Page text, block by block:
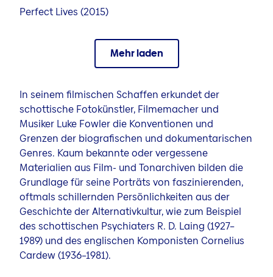
Perfect Lives (2015)
Mehr laden
In seinem filmischen Schaffen erkundet der
schottische Fotokünstler, Filmemacher und
Musiker Luke Fowler die Konventionen und
Grenzen der biografischen und dokumentarischen
Genres. Kaum bekannte oder vergessene
Materialien aus Film- und Tonarchiven bilden die
Grundlage für seine Porträts von faszinierenden,
oftmals schillernden Persönlichkeiten aus der
Geschichte der Alternativkultur, wie zum Beispiel
des schottischen Psychiaters R. D. Laing (1927–
1989) und des englischen Komponisten Cornelius
Cardew (1936–1981).